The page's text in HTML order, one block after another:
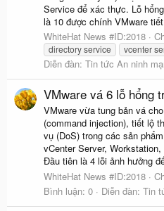
Service để xác thực. Lỗ
là 10 được chính VMware
WhiteHat News #ID:2018
directory service vcenter
Diễn đàn: Tin tức An ninh
VMware vá 6 lỗ hổng
VMware vừa tung bản vá
(command injection), tiết lộ
vụ (DoS) trong các sản
vCenter Server,
Đầu tiên là 4 lỗi ảnh hưởng
WhiteHat News #ID:2018
Bình luận: 0 Diễn đàn: Tin